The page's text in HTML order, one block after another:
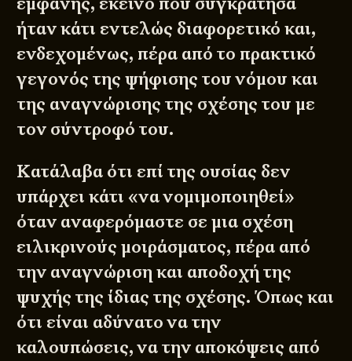
ήταν κάτι εντελώς διαφορετικό και,
ενδεχομένως, πέρα από το πρακτικό
γεγονός της ψήφισης του νόμου και
της αναγνώρισης της σχέσης του με
τον σύντροφό του.
Κατάλαβα ότι επί της ουσίας δεν
υπάρχει κάτι «να νομιμοποιηθεί»
όταν αναφερόμαστε σε μια σχέση
ειλικρινούς μοιράσματος, πέρα από
την αναγνώριση και αποδοχή της
ψυχής της ίδιας της σχέσης. Όπως και
ότι είναι αδύνατο να την
καλουπώσεις, να την αποκόψεις από